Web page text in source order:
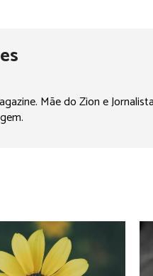
Mãe do Zion e